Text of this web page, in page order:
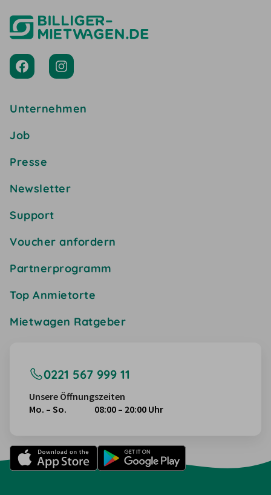
Unternehmen
Job
Presse
Newsletter
Support
Voucher anfordern
Partnerprogramm
Top Anmietorte
Mietwagen Ratgeber
0221 567 999 11
Unsere Öffnungszeiten
Mo. – So.
08:00 – 20:00 Uhr